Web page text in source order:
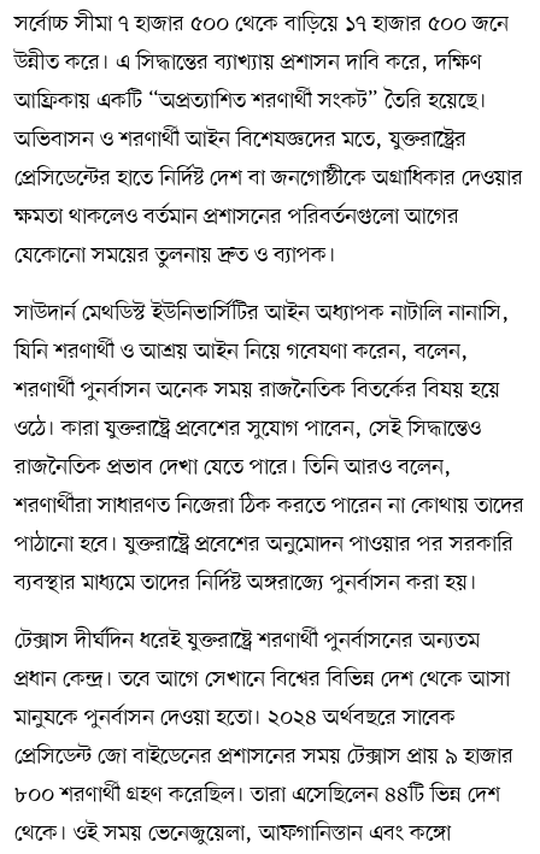
সর্বোচ্চ সীমা ৭ হাজার ৫০০ থেকে বাড়িয়ে ১৭ হাজার ৫০০ জনে
উন্নীত করে। এ সিদ্ধান্তের ব্যাখ্যায় প্রশাসন দাবি করে, দক্ষিণ
আফ্রিকায় একটি “অপ্রত্যাশিত শরণার্থী সংকট” তৈরি হয়েছে।
অভিবাসন ও শরণার্থী আইন বিশেষজ্ঞদের মতে, যুক্তরাষ্ট্রের
প্রেসিডেন্টের হাতে নির্দিষ্ট দেশ বা জনগোষ্ঠীকে অগ্রাধিকার দেওয়ার
ক্ষমতা থাকলেও বর্তমান প্রশাসনের পরিবর্তনগুলো আগের
যেকোনো সময়ের তুলনায় দ্রুত ও ব্যাপক।
সাউদার্ন মেথডিস্ট ইউনিভার্সিটির আইন অধ্যাপক নাটালি নানাসি,
যিনি শরণার্থী ও আশ্রয় আইন নিয়ে গবেষণা করেন, বলেন,
শরণার্থী পুনর্বাসন অনেক সময় রাজনৈতিক বিতর্কের বিষয় হয়ে
ওঠে। কারা যুক্তরাষ্ট্রে প্রবেশের সুযোগ পাবেন, সেই সিদ্ধান্তেও
রাজনৈতিক প্রভাব দেখা যেতে পারে। তিনি আরও বলেন,
শরণার্থীরা সাধারণত নিজেরা ঠিক করতে পারেন না কোথায় তাদের
পাঠানো হবে। যুক্তরাষ্ট্রে প্রবেশের অনুমোদন পাওয়ার পর সরকারি
ব্যবস্থার মাধ্যমে তাদের নির্দিষ্ট অঙ্গরাজ্যে পুনর্বাসন করা হয়।
টেক্সাস দীর্ঘদিন ধরেই যুক্তরাষ্ট্রে শরণার্থী পুনর্বাসনের অন্যতম
প্রধান কেন্দ্র। তবে আগে সেখানে বিশ্বের বিভিন্ন দেশ থেকে আসা
মানুষকে পুনর্বাসন দেওয়া হতো। ২০২৪ অর্থবছরে সাবেক
প্রেসিডেন্ট জো বাইডেনের প্রশাসনের সময় টেক্সাস প্রায় ৯ হাজার
৮০০ শরণার্থী গ্রহণ করেছিল। তারা এসেছিলেন ৪৪টি ভিন্ন দেশ
থেকে। ওই সময় ভেনেজুয়েলা, আফগানিস্তান এবং কঙ্গো